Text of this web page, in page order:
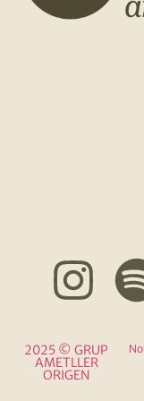
2025 © GRUP
AMETLLER
ORIGEN